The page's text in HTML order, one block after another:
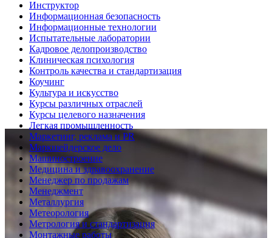
Инструктор
Информационная безопасность
Информационные технологии
Испытательные лаборатории
Кадровое делопроизводство
Клиническая психология
Контроль качества и стандартизация
Коучинг
Культура и искусство
Курсы различных отраслей
Курсы целевого назначения
Легкая промышленность
Маркетинг, реклама и PR
Маркшейдерское дело
Машиностроение
Медицина и здравоохранение
Менеджер по продажам
Менеджмент
Металлургия
Метеорология
Метрология и стандартизация
Монтажные работы